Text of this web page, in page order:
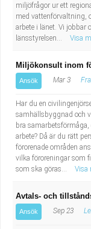
miljöfrågor ur ett
med vattenförvaltning,
arbete i länet. Vi jobbar
länsstyrelsen...
Visa
Miljökonsult inom
Ansök Mar 3
Har du en
samhällsbyggnad och
bra
arbete? Då är du rätt
förorenade områden
vilka föroreningar som
som ska göras...
Visa
Avtals- och
Ansök Sep 23